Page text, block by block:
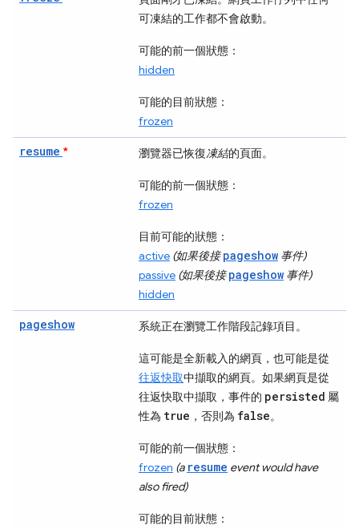
可凍結的工作都不會啟動。
可能的前一個狀態：
hidden
可能的目前狀態：
frozen
resume * 瀏覽器已恢復凍結的頁面。
可能的前一個狀態：
frozen
目前可能的狀態：
active (如果後接pageshow 事件)
passive (如果後接pageshow 事件)
hidden
pageshow 系統正在瀏覽工作階段記錄項目。
這可能是全新載入的網頁，也可能是從
往返快取中擷取的網頁。如果網頁是從
往返快取中擷取，事件的 persisted 屬
性為 true ，否則為 false。
可能的前一個狀態：
frozen (a resume event would have
also fired)
可能的目前狀態：